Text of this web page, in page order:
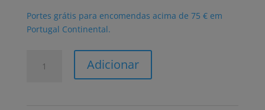
Portes grátis para encomendas acima de 75 € em
Portugal Continental.
Adicionar